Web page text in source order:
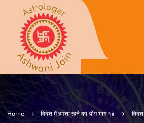
Home विदेश में हमेशा रहने का योग भाग-१४